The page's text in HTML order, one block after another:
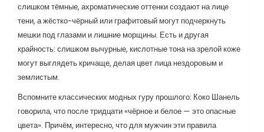
слишком тёмные, ахроматические оттенки создают на лице
тени, а жёстко-чёрный или графитовый могут подчеркнуть
мешки под глазами и лишние морщины. Есть и другая
крайность: слишком вычурные, кислотные тона на зрелой коже
могут выглядеть кричаще, делая цвет лица нездоровым и
землистым.
Вспомните классических модных гуру прошлого: Коко Шанель
говорила, что после тридцати «чёрное и белое — это опасные
цвета». Причём, интересно, что для мужчин эти правила